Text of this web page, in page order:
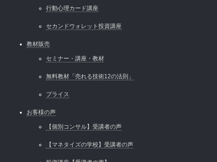
行動心理カード講座
セカンドウォレット投資講座
教材販売
セミナー・講座・教材
無料教材「売れる技術12の法則」
プライス
お客様の声
【個別コンサル】受講者の声
【マネタイズの学校】受講者の声